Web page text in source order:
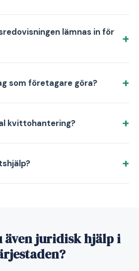
lämnas in för
som företagare göra?
kvittohantering?
även juridisk hjälp i